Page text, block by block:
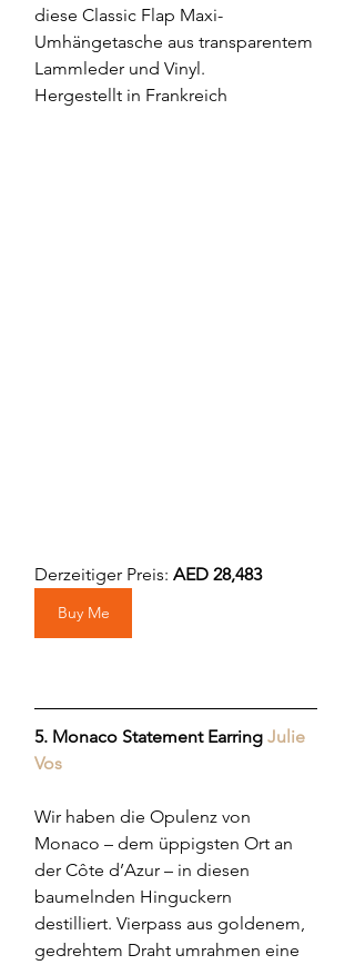
diese Classic Flap Maxi-
Umhängetasche aus transparentem
Lammleder und Vinyl.
Hergestellt in Frankreich
Derzeitiger Preis: AED 28,483
Buy Me
5. Monaco Statement Earring Julie
Vos
Wir haben die Opulenz von
Monaco – dem üppigsten Ort an
der Côte d’Azur – in diesen
baumelnden Hinguckern
destilliert. Vierpass aus goldenem,
gedrehtem Draht umrahmen eine